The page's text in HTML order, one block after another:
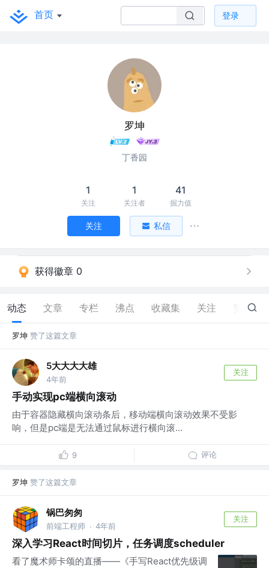
首页 登录
罗坤
丁香园
1
关注
1
关注者
41
掘力值
关注 私信
获得徽章 0
动态 文章 专栏 沸点 收藏集 关注 11
罗坤 赞了这篇文章
5大大大大雄
4年前
关注
手动实现pc端横向滚动
由于容器隐藏横向滚动条后，移动端横向滚动效果不受影
响，但是pc端是无法通过鼠标进行横向滚...
9 评论
罗坤 赞了这篇文章
锅巴匆匆
前端工程师 · 4年前
关注
深入学习React时间切片，任务调度scheduler
看了魔术师卡颂的直播——《手写React优先级调